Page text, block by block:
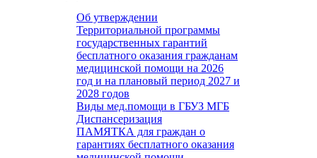
Об утверждении
Территориальной программы
государственных гарантий
бесплатного оказания гражданам
медицинской помощи на 2026
год и на плановый период 2027 и
2028 годов
Виды мед.помощи в ГБУЗ МГБ
Диспансеризация
ПАМЯТКА для граждан о
гарантиях бесплатного оказания